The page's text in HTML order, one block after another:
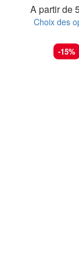
A partir de
Choix des
-15%